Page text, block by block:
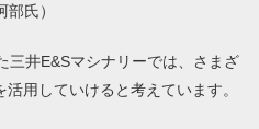
氏）
三井E&Sマシナリーでは、さまざ
用していけると考えています。